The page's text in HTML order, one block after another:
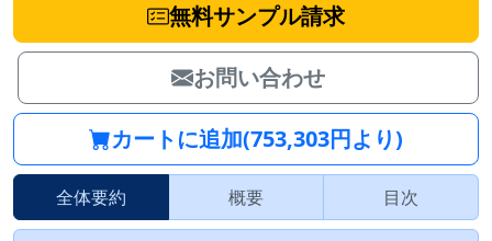
無料サンプル請求
お問い合わせ
カートに追加(753,303円より)
全体要約 概要 目次